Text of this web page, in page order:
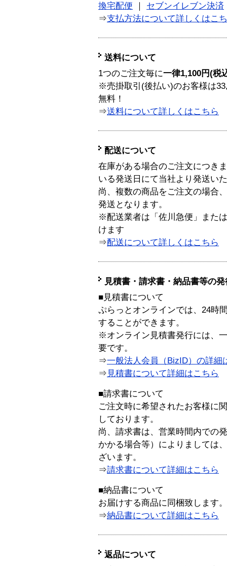
換宅配便
セブンイレブン決済
⇒支払方法について詳しくはこ
送料について
1つのご注文毎に一律1,100円(税
※売掛取引(後払い)のお客様は
無料！
⇒送料について詳しくはこちら
配送について
在庫がある場合のご注文につき
いる発送日にて当社より発送い
尚、複数の商品をご注文の場合
発送となります。
※配送業者は「佐川急便」また
けます
⇒配送について詳しくはこちら
見積書・請求書・納品書等の
■見積書について
ぷらっとオンラインでは、24時
することができます。
※オンライン見積書発行には、
要です。
⇒一般法人会員（BizID）の詳細
⇒ 見積書について詳細はこちら
■請求書について
ご注文時に希望されたお客様に
しております。
尚、請求書は、営業時間内での
かかる場合等）によりましては
ざいます。
⇒請求書について詳細はこちら
■納品書について
お届けする商品に同梱致します。
⇒納品書について詳細はこちら
返品について